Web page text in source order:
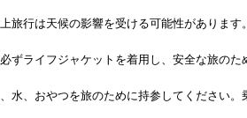
旅行は天候の影響を受ける可能性がありま
ずライフジャケットを着用し、安全な旅のた
水、おやつを旅のために持参してください。